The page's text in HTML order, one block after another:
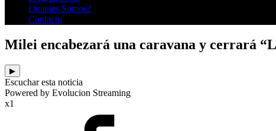
Quienes Somos?
Contacto
Milei encabezará una caravana y cerrará
▶
Escuchar esta noticia
Powered by Evolucion Streaming
x1